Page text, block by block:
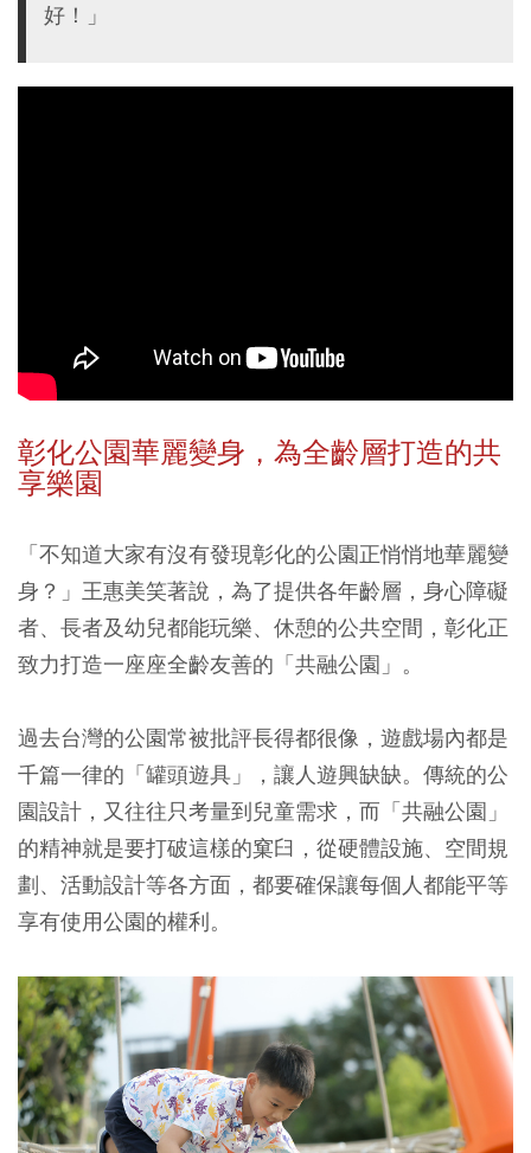
好！」
彰化公園華麗變身，為全齡層打造的共
享樂園
「不知道大家有沒有發現彰化的公園正悄悄地華麗變
身？」王惠美笑著說，為了提供各年齡層，身心障礙
者、長者及幼兒都能玩樂、休憩的公共空間，彰化正
致力打造一座座全齡友善的「共融公園」。
過去台灣的公園常被批評長得都很像，遊戲場內都是
千篇一律的「罐頭遊具」，讓人遊興缺缺。傳統的公
園設計，又往往只考量到兒童需求，而「共融公園」
的精神就是要打破這樣的窠臼，從硬體設施、空間規
劃、活動設計等各方面，都要確保讓每個人都能平等
享有使用公園的權利。